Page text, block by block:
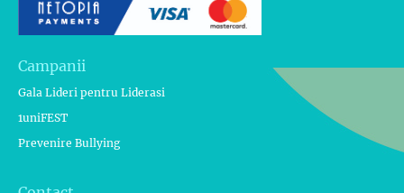
Campanii
Gala Lideri pentru Liderasi
1uniFEST
Prevenire Bullying